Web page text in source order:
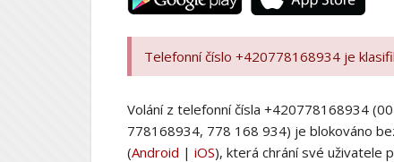
Telefonní číslo +420778168934 je
Volání z telefonní čísla +420778168934
778168934, 778 168 934) je blokováno
(Android | iOS), která chrání své uživatele